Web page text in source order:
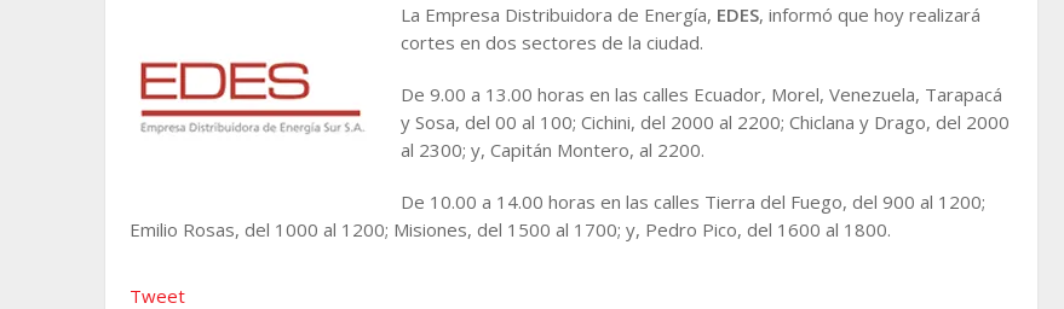
La Empresa Distribuidora de Energía, EDES, informó que hoy realizará
cortes en dos sectores de la ciudad.
De 9.00 a 13.00 horas en las calles Ecuador, Morel, Venezuela, Tarapacá
y Sosa, del 00 al 100; Cichini, del 2000 al 2200; Chiclana y Drago, del 2000
al 2300; y, Capitán Montero, al 2200.
De 10.00 a 14.00 horas en las calles Tierra del Fuego, del 900 al 1200;
Emilio Rosas, del 1000 al 1200; Misiones, del 1500 al 1700; y, Pedro Pico, del 1600 al 1800.
Tweet